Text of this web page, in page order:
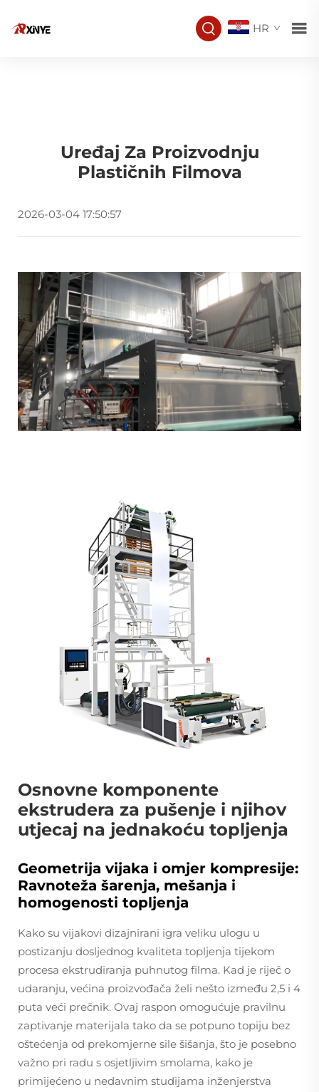
HR
Uređaj Za Proizvodnju
Plastičnih Filmova
2026-03-04 17:50:57
Osnovne komponente
ekstrudera za pušenje i njihov
utjecaj na jednakoću topljenja
Geometrija vijaka i omjer kompresije:
Ravnoteža šarenja, mešanja i
homogenosti topljenja
Kako su vijakovi dizajnirani igra veliku ulogu u
postizanju dosljednog kvaliteta topljenja tijekom
procesa ekstrudiranja puhnutog filma. Kad je riječ o
udaranju, većina proizvođača želi nešto između 2,5 i 4
puta veći prečnik. Ovaj raspon omogućuje pravilnu
zaptivanje materijala tako da se potpuno topiju bez
oštećenja od prekomjerne sile šišanja, što je posebno
važno pri radu s osjetljivim smolama, kako je
primijećeno u nedavnim studijama inženjerstva